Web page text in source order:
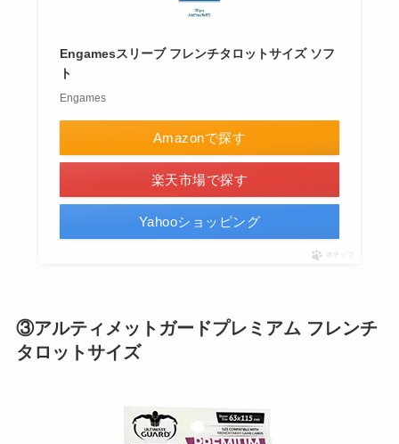
Engamesスリーブ フレンチタロットサイズ ソフ
ト
Engames
Amazonで探す
楽天市場で探す
Yahooショッピング
ポチップ
③アルティメットガードプレミアム フレンチ
タロットサイズ